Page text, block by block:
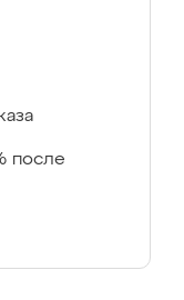
после